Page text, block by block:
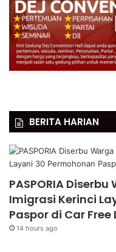
BERITA HARIAN
PASPORIA
Imigrasi Kerinci
Paspor di Car Free
14 hours ago